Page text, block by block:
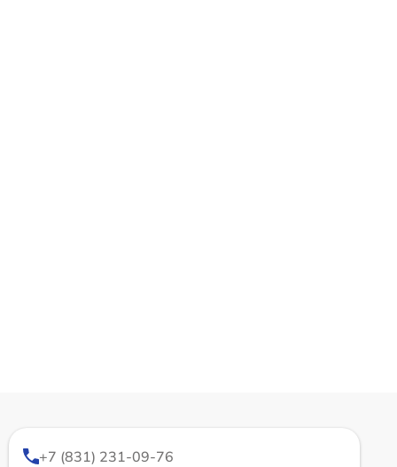
+7 (831) 231-09-76